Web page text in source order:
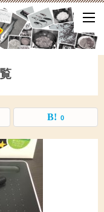
ふと思ったこと、試して
0